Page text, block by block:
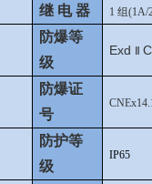
继 电 器 1 组(1A/
防爆等
级
Exd
防爆证
号
防护等
级
IP65